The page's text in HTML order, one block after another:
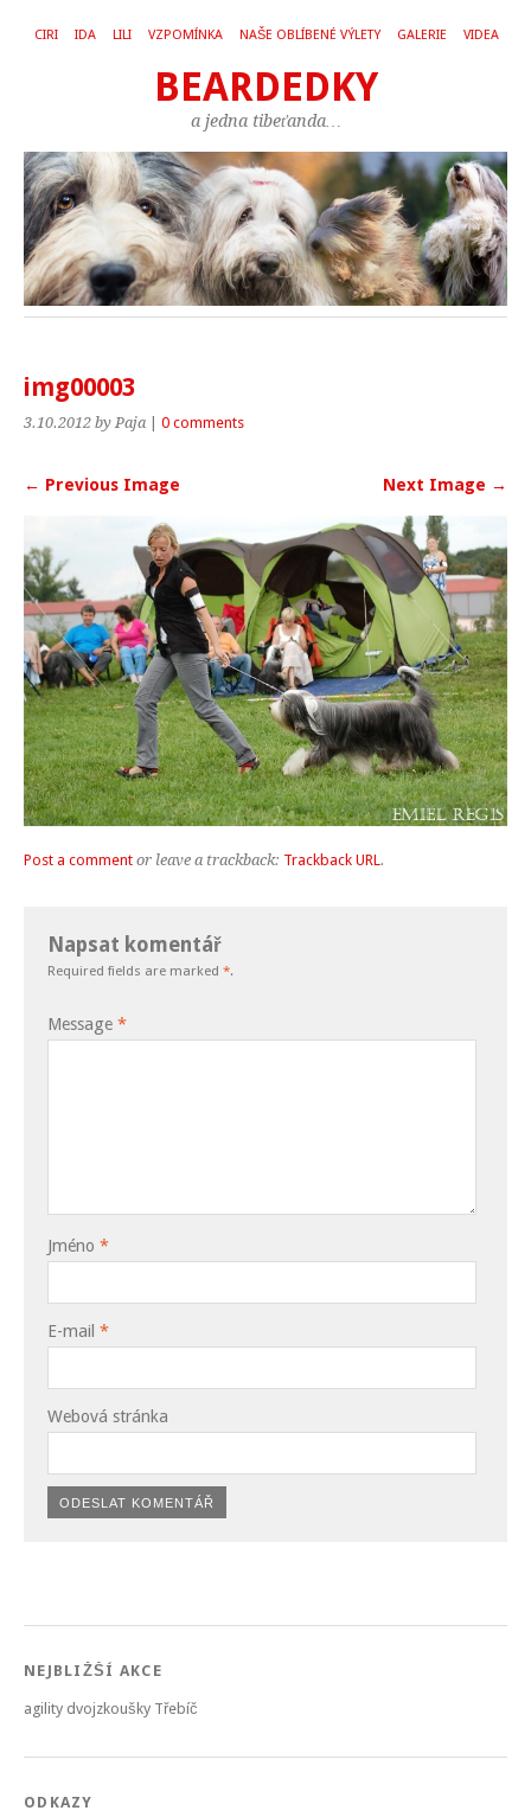
CIRI IDA LILI VZPOMÍNKA NAŠE OBLÍBENÉ VÝLETY GALERIE VIDEA
BEARDEDKY
a jedna tibeťanda…
img00003
3.10.2012 by Paja | 0 comments
← Previous Image Next Image →
Post a comment or leave a trackback: Trackback URL .
Napsat komentář
Required fields are marked *.
Message *
Jméno *
E-mail *
Webová stránka
NEJBLIŽŠÍ AKCE
agility dvojzkoušky Třebíč
ODKAZY